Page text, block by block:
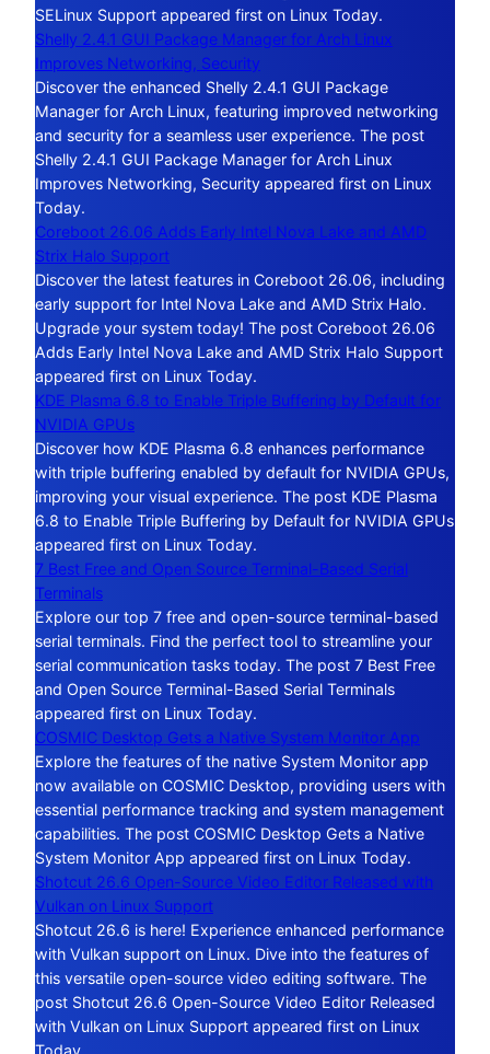
SELinux Support appeared first on Linux Today.
Shelly 2.4.1 GUI Package Manager for Arch Linux
Improves Networking, Security
Discover the enhanced Shelly 2.4.1 GUI Package
Manager for Arch Linux, featuring improved networking
and security for a seamless user experience. The post
Shelly 2.4.1 GUI Package Manager for Arch Linux
Improves Networking, Security appeared first on Linux
Today.
Coreboot 26.06 Adds Early Intel Nova Lake and AMD
Strix Halo Support
Discover the latest features in Coreboot 26.06, including
early support for Intel Nova Lake and AMD Strix Halo.
Upgrade your system today! The post Coreboot 26.06
Adds Early Intel Nova Lake and AMD Strix Halo Support
appeared first on Linux Today.
KDE Plasma 6.8 to Enable Triple Buffering by Default for
NVIDIA GPUs
Discover how KDE Plasma 6.8 enhances performance
with triple buffering enabled by default for NVIDIA GPUs,
improving your visual experience. The post KDE Plasma
6.8 to Enable Triple Buffering by Default for NVIDIA GPUs
appeared first on Linux Today.
7 Best Free and Open Source Terminal-Based Serial
Terminals
Explore our top 7 free and open-source terminal-based
serial terminals. Find the perfect tool to streamline your
serial communication tasks today. The post 7 Best Free
and Open Source Terminal-Based Serial Terminals
appeared first on Linux Today.
COSMIC Desktop Gets a Native System Monitor App
Explore the features of the native System Monitor app
now available on COSMIC Desktop, providing users with
essential performance tracking and system management
capabilities. The post COSMIC Desktop Gets a Native
System Monitor App appeared first on Linux Today.
Shotcut 26.6 Open-Source Video Editor Released with
Vulkan on Linux Support
Shotcut 26.6 is here! Experience enhanced performance
with Vulkan support on Linux. Dive into the features of
this versatile open-source video editing software. The
post Shotcut 26.6 Open-Source Video Editor Released
with Vulkan on Linux Support appeared first on Linux